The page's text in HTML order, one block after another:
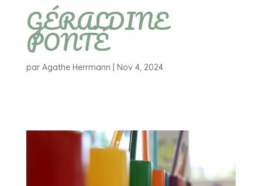
GÉRALDINE
PONTÉ
par Agathe Herrmann Nov 4, 2024